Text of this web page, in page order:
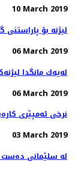
10 March 2019
لیژنە بۆ
06 March 2019
06 March 2019
نرخی ئه‌مپێری
03 March 2019
له‌ سلێمانی ده‌ست